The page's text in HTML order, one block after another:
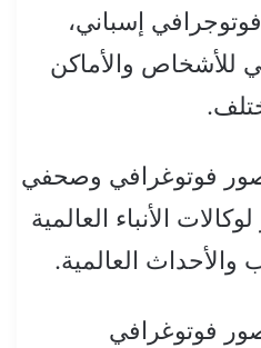
فوتوجرافي إسباني،
للأشخاص والأماكن
فوتوغرافي وصحفي
الأنباء العالمية
والأحداث العالمية.
فوتوغرافي